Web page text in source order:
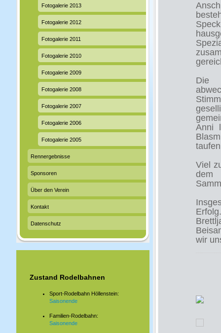
Die
Anni
Viel
dem
wir
Fotogalerie 2013
Fotogalerie 2012
Fotogalerie 2011
Fotogalerie 2010
Fotogalerie 2009
Fotogalerie 2008
Fotogalerie 2007
Fotogalerie 2006
Fotogalerie 2005
Rennergebnisse
Sponsoren
Über den Verein
Kontakt
Datenschutz
Zustand Rodelbahnen
Sport-Rodelbahn Höllenstein:
Saisonende
Familien-Rodelbahn:
Saisonende